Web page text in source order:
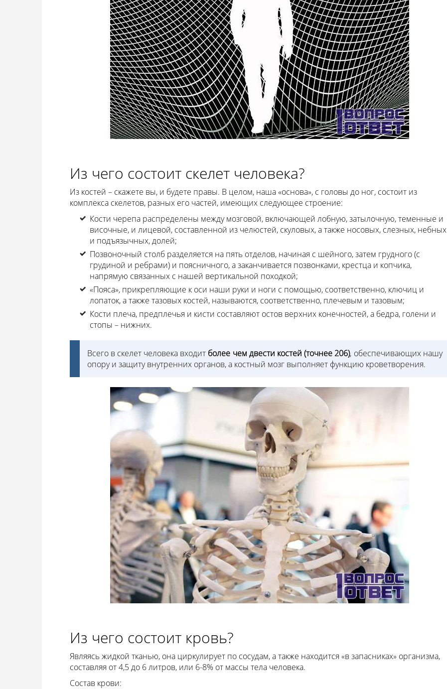
Из чего состоит скелет человека?
Из костей – скажете вы, и будете правы. В целом, наша «основа», с головы до ног, состоит из
комплекса скелетов, разных его частей, имеющих следующее строение:
Кости черепа распределены между мозговой, включающей лобную, затылочную, теменные и
височные, и лицевой, составленной из челюстей, скуловых, а также носовых, слезных, небных
и подъязычных, долей;
Позвоночный столб разделяется на пять отделов, начиная с шейного, затем грудного (с
грудиной и ребрами) и поясничного, а заканчивается позвонками, крестца и копчика,
напрямую связанных с нашей вертикальной походкой;
«Пояса», прикрепляющие к оси наши руки и ноги с помощью, соответственно, ключиц и
лопаток, а также тазовых костей, называются, соответственно, плечевым и тазовым;
Кости плеча, предплечья и кисти составляют остов верхних конечностей, а бедра, голени и
стопы – нижних.
Всего в скелет человека входит более чем двести костей (точнее 206), обеспечивающих нашу
опору и защиту внутренних органов, а костный мозг выполняет функцию кроветворения.
Из чего состоит кровь?
Являясь жидкой тканью, она циркулирует по сосудам, а также находится «в запасниках» организма,
составляя от 4,5 до 6 литров, или 6-8% от массы тела человека.
Состав крови: